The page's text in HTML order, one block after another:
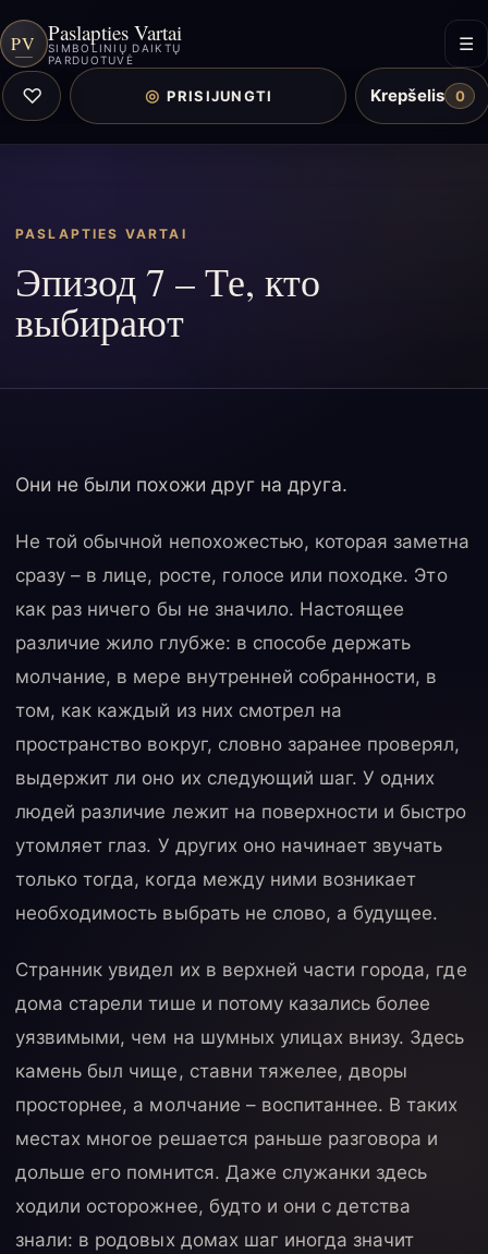
PV Paslapties Vartai
SIMBOLINIŲ DAIKTŲ
PARDUOTUVĖ
☰
♡ ◎ PRISIJUNGTI Krepšelis 0
PASLAPTIES VARTAI
Эпизод 7 – Те, кто
выбирают
Они не были похожи друг на друга.
Не той обычной непохожестью, которая заметна
сразу – в лице, росте, голосе или походке. Это
как раз ничего бы не значило. Настоящее
различие жило глубже: в способе держать
молчание, в мере внутренней собранности, в
том, как каждый из них смотрел на
пространство вокруг, словно заранее проверял,
выдержит ли оно их следующий шаг. У одних
людей различие лежит на поверхности и быстро
утомляет глаз. У других оно начинает звучать
только тогда, когда между ними возникает
необходимость выбрать не слово, а будущее.
Странник увидел их в верхней части города, где
дома старели тише и потому казались более
уязвимыми, чем на шумных улицах внизу. Здесь
камень был чище, ставни тяжелее, дворы
просторнее, а молчание – воспитаннее. В таких
местах многое решается раньше разговора и
дольше его помнится. Даже служанки здесь
ходили осторожнее, будто и они с детства
знали: в родовых домах шаг иногда значит